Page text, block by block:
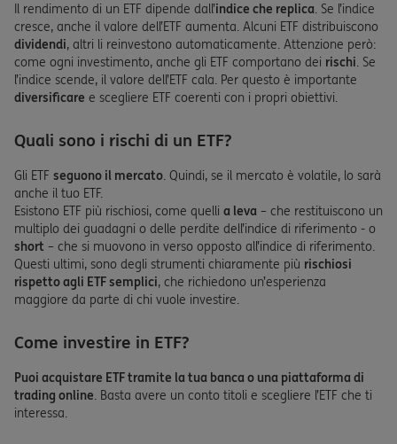
Il rendimento di un ETF dipende dall’indice che replica. Se l’indice
cresce, anche il valore dell’ETF aumenta. Alcuni ETF distribuiscono
dividendi, altri li reinvestono automaticamente. Attenzione però:
come ogni investimento, anche gli ETF comportano dei rischi. Se
l’indice scende, il valore dell’ETF cala. Per questo è importante
diversificare e scegliere ETF coerenti con i propri obiettivi.
Quali sono i rischi di un ETF?
Gli ETF seguono il mercato. Quindi, se il mercato è volatile, lo sarà
anche il tuo ETF.
Esistono ETF più rischiosi, come quelli a leva – che restituiscono un
multiplo dei guadagni o delle perdite dell’indice di riferimento - o
short – che si muovono in verso opposto all’indice di riferimento.
Questi ultimi, sono degli strumenti chiaramente più rischiosi
rispetto agli ETF semplici, che richiedono un’esperienza
maggiore da parte di chi vuole investire.
Come investire in ETF?
Puoi acquistare ETF tramite la tua banca o una piattaforma di
trading online. Basta avere un conto titoli e scegliere l’ETF che ti
interessa.